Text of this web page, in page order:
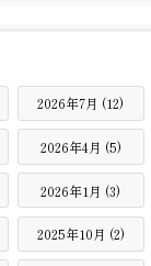
2026年7月 (12)
2026年4月 (5)
2026年1月 (3)
2025年10月 (2)